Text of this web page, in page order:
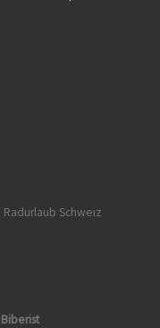
Radurlaub Schweiz